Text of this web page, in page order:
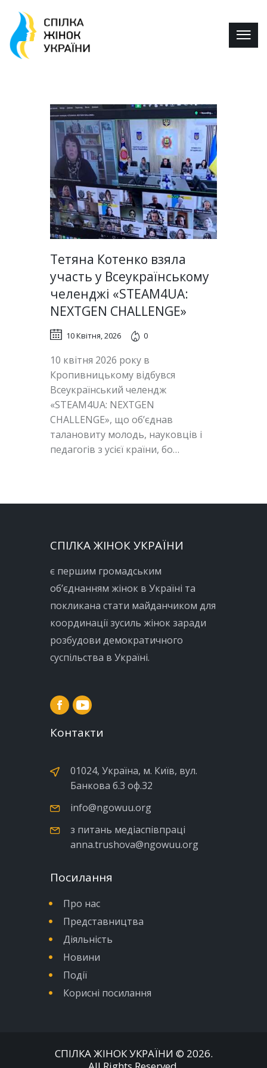
Тетяна Котенко взяла
участь у Всеукраїнському
челенджі «STEAM4UA:
NEXTGEN CHALLENGE»
10 Квітня, 2026 0
10 квітня 2026 року в
Кропивницькому відбувся
Всеукраїнський челендж
«STEAM4UA: NEXTGEN
CHALLENGE», що об’єднав
талановиту молодь, науковців і
педагогів з усієї країни, бо…
СПІЛКА ЖІНОК УКРАЇНИ
є першим громадським
об’єднанням жінок в Україні та
покликана стати майданчиком для
координації зусиль жінок заради
розбудови демократичного
суспільства в Україні.
Контакти
01024, Україна, м. Київ, вул.
Банкова б.3 оф.32
info@ngowuu.org
з питань медіаспівпраці
anna.trushova@ngowuu.org
Посилання
Про нас
Представництва
Діяльність
Новини
Події
Корисні посилання
СПІЛКА ЖІНОК УКРАЇНИ © 2026.